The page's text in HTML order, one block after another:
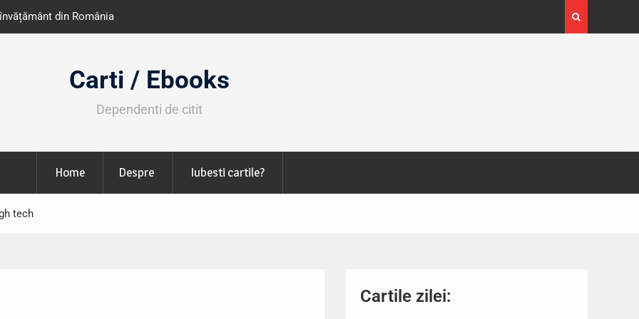
LIBfest în perioada 24-29
130.000 de vizitatori
Carti / Ebooks
Dependenti de citit
Home Despre Iubesti cartile?
tech
Cartile zilei: